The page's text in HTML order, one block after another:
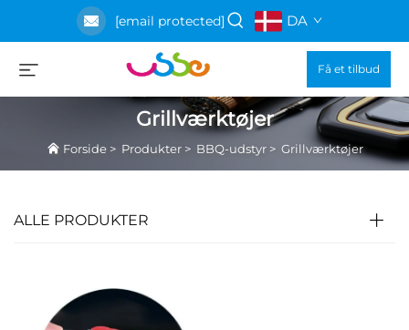
[email protected] DA
Få et tilbud
Grillværktøjer
Forside> Produkter> BBQ-udstyr> Grillværktøjer
ALLE PRODUKTER